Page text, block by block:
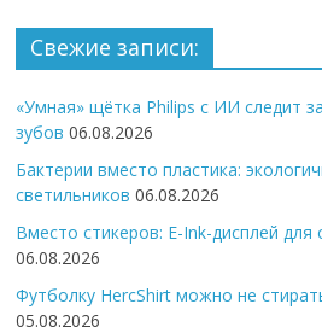
Свежие записи:
«Умная» щётка Philips с ИИ следит
зубов 06.08.2026
Бактерии вместо пластика:
светильников 06.08.2026
Вместо стикеров: E-Ink-дисплей
06.08.2026
Футболку HercShirt можно не
05.08.2026